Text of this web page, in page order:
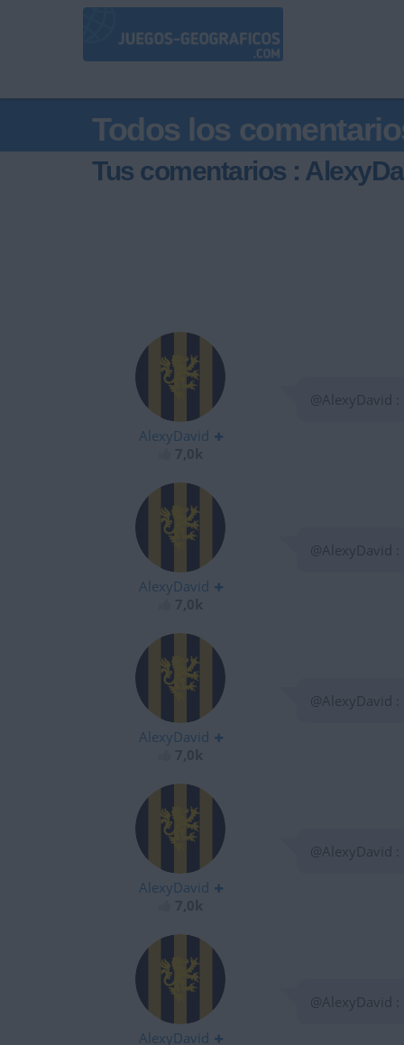
Todos los
Tus comentarios :
AlexyDavid
@AlexyDavid :
AlexyDavid
@AlexyDavid :
AlexyDavid
@AlexyDavid :
AlexyDavid
@AlexyDavid :
AlexyDavid
@AlexyDavid :